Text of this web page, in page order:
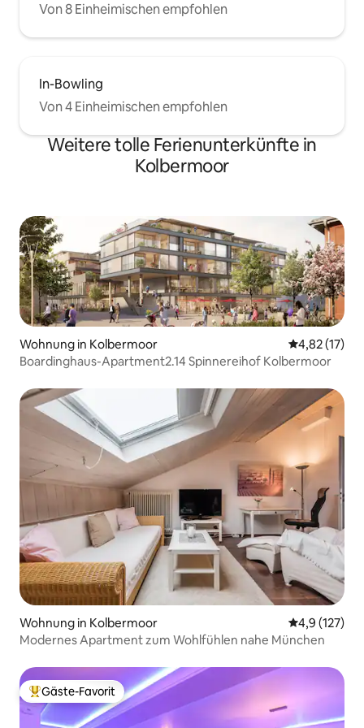
Von 8 Einheimischen empfohlen
In-Bowling
Von 4 Einheimischen empfohlen
Weitere tolle Ferienunterkünfte in
Kolbermoor
Wohnung in Kolbermoor
4,82 (17)
Boardinghaus-Apartment2.14 Spinnereihof Kolbermoor
Wohnung in Kolbermoor
4,9 (127)
Modernes Apartment zum Wohlfühlen nahe München
Beliebter Gäste-Favorit.
Gäste-Favorit